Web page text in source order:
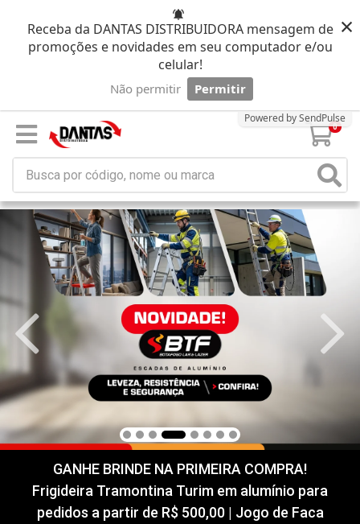
Receba da DANTAS DISTRIBUIDORA mensagem de
promoções e novidades em seu computador e/ou
celular!
Não permitir Permitir
Powered by SendPulse
×
0
GANHE BRINDE NA PRIMEIRA COMPRA!
Frigideira Tramontina Turim em alumínio para
pedidos a partir de R$ 500,00 | Jogo de Faca